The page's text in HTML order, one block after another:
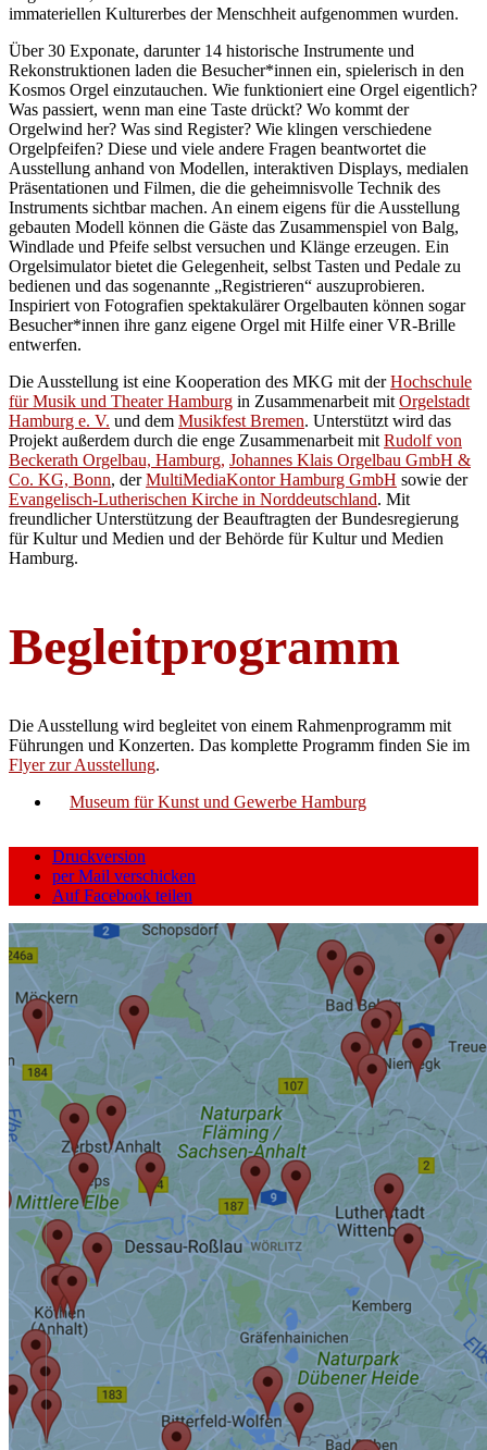
immateriellen Kulturerbes der Menschheit aufgenommen wurden.
Über 30 Exponate, darunter 14 historische Instrumente und
Rekonstruktionen laden die Besucher*innen ein, spielerisch in den
Kosmos Orgel einzutauchen. Wie funktioniert eine Orgel eigentlich?
Was passiert, wenn man eine Taste drückt? Wo kommt der
Orgelwind her? Was sind Register? Wie klingen verschiedene
Orgelpfeifen? Diese und viele andere Fragen beantwortet die
Ausstellung anhand von Modellen, interaktiven Displays, medialen
Präsentationen und Filmen, die die geheimnisvolle Technik des
Instruments sichtbar machen. An einem eigens für die Ausstellung
gebauten Modell können die Gäste das Zusammenspiel von Balg,
Windlade und Pfeife selbst versuchen und Klänge erzeugen. Ein
Orgelsimulator bietet die Gelegenheit, selbst Tasten und Pedale zu
bedienen und das sogenannte „Registrieren“ auszuprobieren.
Inspiriert von Fotografien spektakulärer Orgelbauten können sogar
Besucher*innen ihre ganz eigene Orgel mit Hilfe einer VR-Brille
entwerfen.
Die Ausstellung ist eine Kooperation des MKG mit derHochschule
für Musik und Theater Hamburg in Zusammenarbeit mit Orgelstadt
Hamburg e. V. und dem Musikfest Bremen. Unterstützt wird das
Projekt außerdem durch die enge Zusammenarbeit mit Rudolf von
Beckerath Orgelbau, Hamburg, Johannes Klais Orgelbau GmbH &
Co. KG, Bonn, derMultiMediaKontor Hamburg GmbH sowie der
Evangelisch-Lutherischen Kirche in Norddeutschland. Mit
freundlicher Unterstützung der Beauftragten der Bundesregierung
für Kultur und Medien und der Behörde für Kultur und Medien
Hamburg.
Begleitprogramm
Die Ausstellung wird begleitet von einem Rahmenprogramm mit
Führungen und Konzerten. Das komplette Programm finden Sie im
Flyer zur Ausstellung.
Museum für Kunst und Gewerbe Hamburg
Druckversion
per Mail verschicken
Auf Facebook teilen